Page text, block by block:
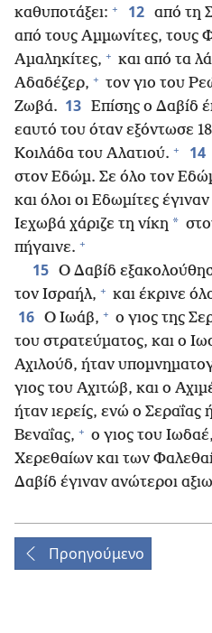
καθυποτάξει: + 12 από τη
από τους Αμμωνίτες, τους
Αμαληκίτες, + και από τα
Αδαδέζερ, + τον γιο του
Ζωβά. 13 Επίσης ο Δαβίδ
εαυτό του όταν εξόντωσε
Κοιλάδα του Αλατιού. + 14
στον Εδώμ. Σε όλο τον
και όλοι οι Εδωμίτες
Ιεχωβά χάριζε τη νίκη *
πήγαινε. +
15 Ο Δαβίδ
τον Ισραήλ, + και έκρινε
16 Ο Ιωάβ, + ο γιος της
του στρατεύματος, και ο
Αχιλούδ, ήταν
γιος του Αχιτώβ, και ο
ήταν ιερείς, ενώ ο Σεραΐας
Βεναΐας, + ο γιος του
Χερεθαίων και των
Δαβίδ έγιναν ανώτεροι
Προηγούμενο